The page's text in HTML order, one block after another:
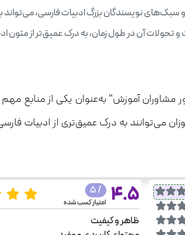
سبک‌های نویسندگان بزرگ ادبیات فارسی،
و تحولات آن در طول زمان، به درک عمیق‌تر از
آموزش" به‌عنوان یکی از منابع مهم
می‌توانند به درک عمیق‌تری از ادبیات
4.5
/ 5
امتیاز کسب شده
ظاهر و کیفیت